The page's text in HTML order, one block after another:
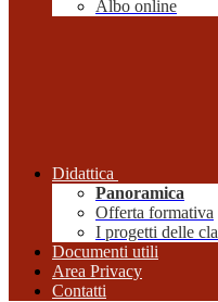
Albo online
Didattica
Panoramica
Offerta formativa
I progetti delle
Documenti utili
Area Privacy
Contatti